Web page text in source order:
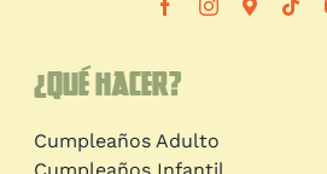
¿Qué hacer?
Cumpleaños Adulto